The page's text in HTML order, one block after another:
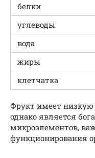
белки
углеводы
вода
жиры
клетчатка
Фрукт имеет низкую
однако является
микроэлементов,
функционирования